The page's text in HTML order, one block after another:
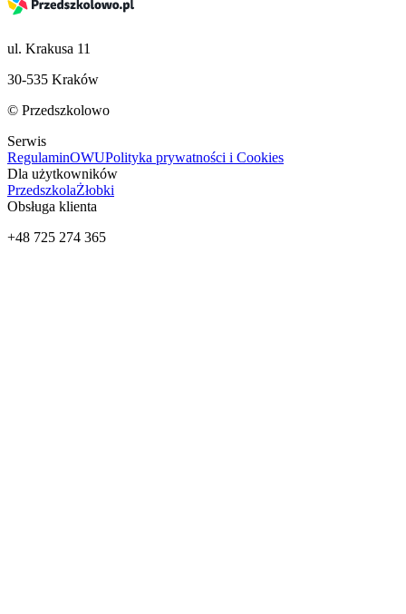
ul. Krakusa 11
30-535 Kraków
© Przedszkolowo
Serwis
RegulaminOWUPolityka prywatności i Cookies
Dla użytkowników
PrzedszkolaŻłobki
Obsługa klienta
+48 725 274 365